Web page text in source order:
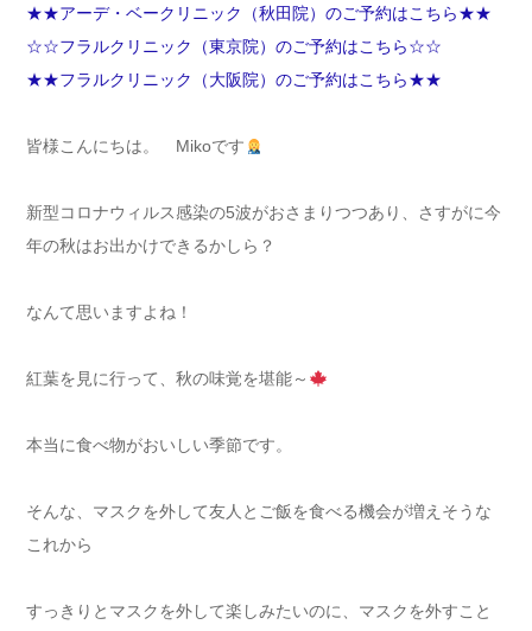
★★アーデ・ベークリニック（秋田院）のご予約はこちら★★
☆☆フラルクリニック（東京院）のご予約はこちら☆☆
★★フラルクリニック（大阪院）のご予約はこちら★★
皆様こんにちは。 Mikoです
新型コロナウィルス感染の5波がおさまりつつあり、さすがに今
年の秋はお出かけできるかしら？
なんて思いますよね！
紅葉を見に行って、秋の味覚を堪能～
本当に食べ物がおいしい季節です。
そんな、マスクを外して友人とご飯を食べる機会が増えそうな
これから
すっきりとマスクを外して楽しみたいのに、マスクを外すこと